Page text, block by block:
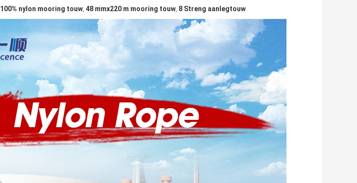
100% nylon mooring touw, 48 mmx220 m mooring touw, 8 Streng aanlegtouw